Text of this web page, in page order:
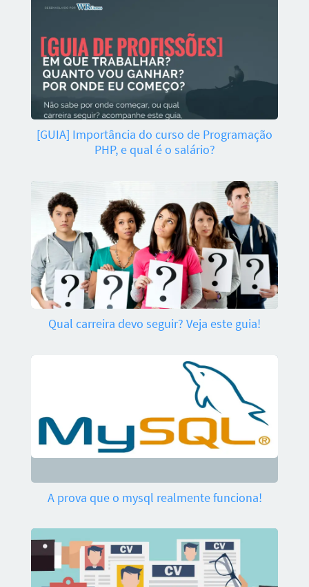
[GUIA] Importância do curso de Programação
PHP, e qual é o salário?
Qual carreira devo seguir? Veja este guia!
A prova que o mysql realmente funciona!